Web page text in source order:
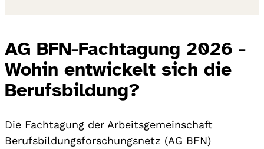
AG BFN-Fachtagung 2026 -
Wohin entwickelt sich die
Berufsbildung?
Die Fachtagung der Arbeitsgemeinschaft
Berufsbildungsforschungsnetz (AG BFN)